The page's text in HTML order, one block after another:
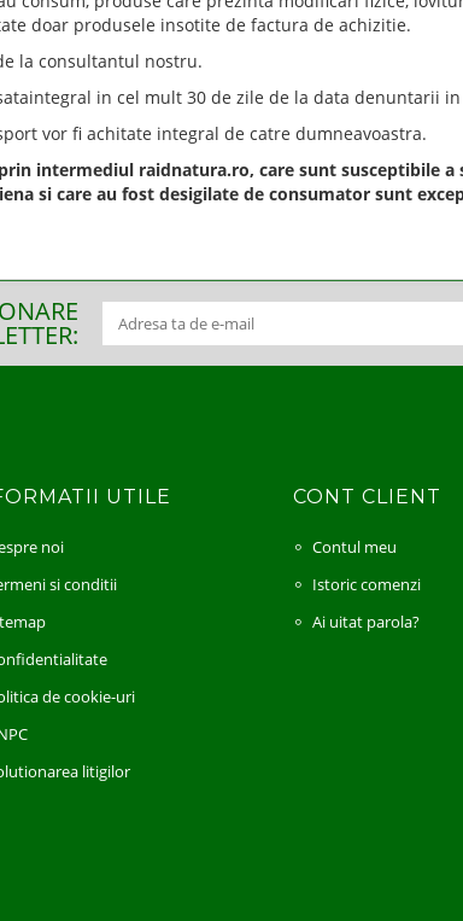
doar produsele insotite de factura de achizitie.
la consultantul nostru.
in cel mult 30 de zile de la data denuntarii
vor fi achitate integral de catre dumneavoastra.
intermediul raidnatura.ro, care sunt susceptibile
si care au fost desigilate de consumator sunt
UTILE
noi
si conditii
de cookie-uri
litigilor
CONT CLIENT
Contul meu
Istoric comenzi
Ai uitat parola?